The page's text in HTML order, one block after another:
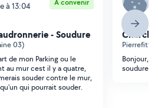
à 13:04 À convenir
- Soudure
03)
de mon Parking ou le
au mur cest il y a quatre,
souder contre le mur,
qui pourrait souder.
Bonjour, j
soudure